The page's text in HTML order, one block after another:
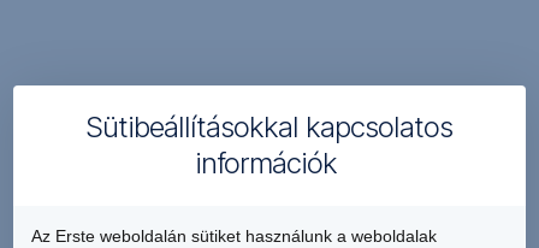
kiutalási
határidő
Sütibeállításokkal kapcsolatos
információk
Az Erste weboldalán sütiket használunk a weboldalak